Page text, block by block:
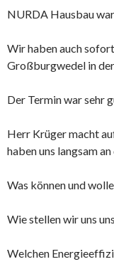
NURDA Hausbau
Wir haben auch
Großburgwedel in
Der Termin war sehr
Herr Krüger macht
haben uns langsam
Was können und
Wie stellen wir uns
Welchen